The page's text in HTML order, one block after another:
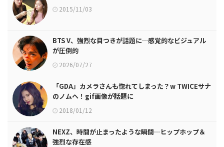
2015/11/03
BTS V、強烈な目つきが話題に…感覚的なビジュアル
が圧倒的
2026/07/27
「GDA」カメラさんも惚れてしまった？w TWICEサナ
のノムヘ！gif画像が話題に
2018/01/12
NEXZ、時間が止まったような瞬間…ヒップホップ＆
強烈な存在感